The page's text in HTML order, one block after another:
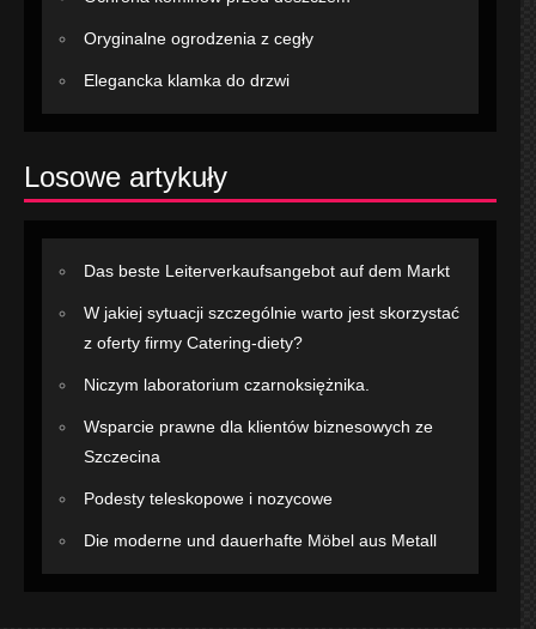
Oryginalne ogrodzenia z cegły
Elegancka klamka do drzwi
Losowe artykuły
Das beste Leiterverkaufsangebot auf dem Markt
W jakiej sytuacji szczególnie warto jest skorzystać
z oferty firmy Catering-diety?
Niczym laboratorium czarnoksiężnika.
Wsparcie prawne dla klientów biznesowych ze
Szczecina
Podesty teleskopowe i nozycowe
Die moderne und dauerhafte Möbel aus Metall